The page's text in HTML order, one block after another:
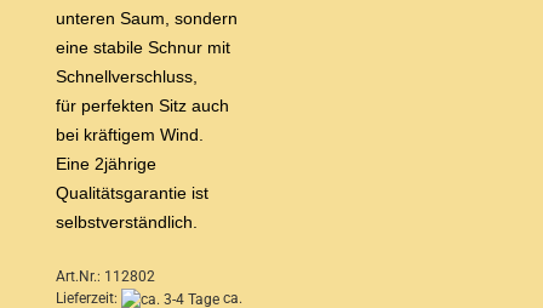
unteren Saum, sondern
eine stabile Schnur mit
Schnellverschluss,
für perfekten Sitz auch
bei kräftigem Wind.
Eine 2jährige
Qualitätsgarantie ist
selbstverständlich.
Art.Nr.: 112802
Lieferzeit:
ca.